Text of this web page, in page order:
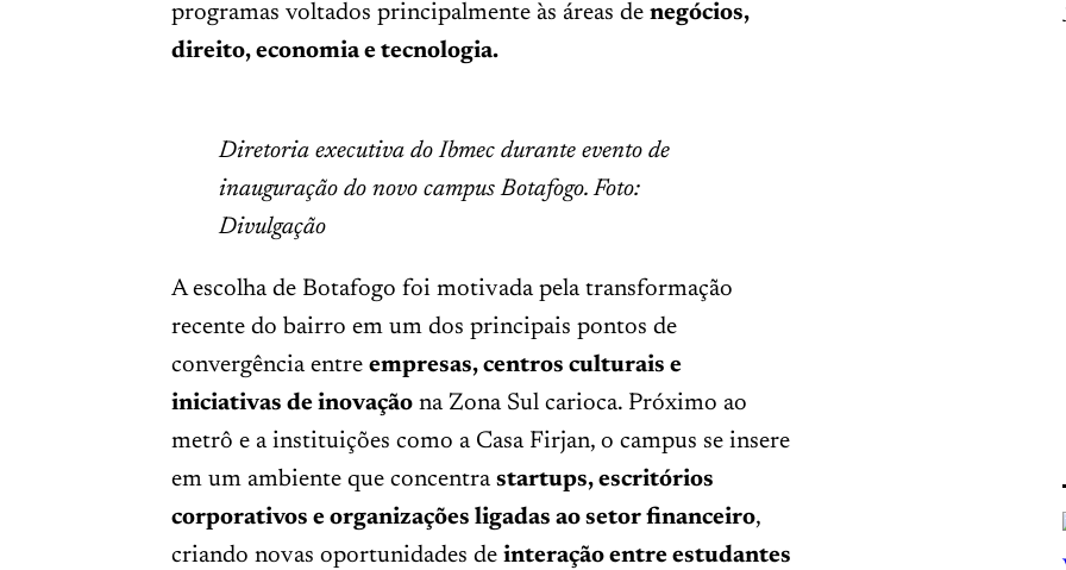
programas voltados principalmente às áreas de negócios,
direito, economia e tecnologia.
Diretoria executiva do Ibmec durante evento de
inauguração do novo campus Botafogo. Foto:
Divulgação
A escolha de Botafogo foi motivada pela transformação
recente do bairro em um dos principais pontos de
convergência entre empresas, centros culturais e
iniciativas de inovaçãona Zona Sul carioca. Próximo ao
metrô e a instituições como a Casa Firjan, o campus se insere
em um ambiente que concentra startups, escritórios
corporativos e organizações ligadas ao setor financeiro,
criando novas oportunidades de interação entre estudantes